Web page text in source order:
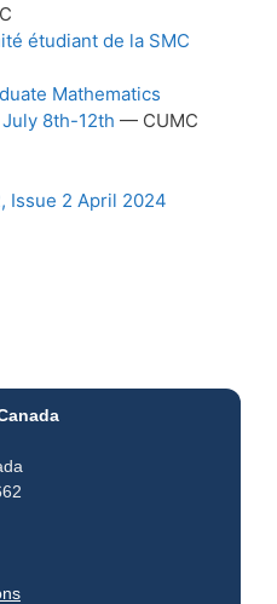
étudiant de la SMC
Mathematics
8th-12th — CUMC
Issue 2 April 2024